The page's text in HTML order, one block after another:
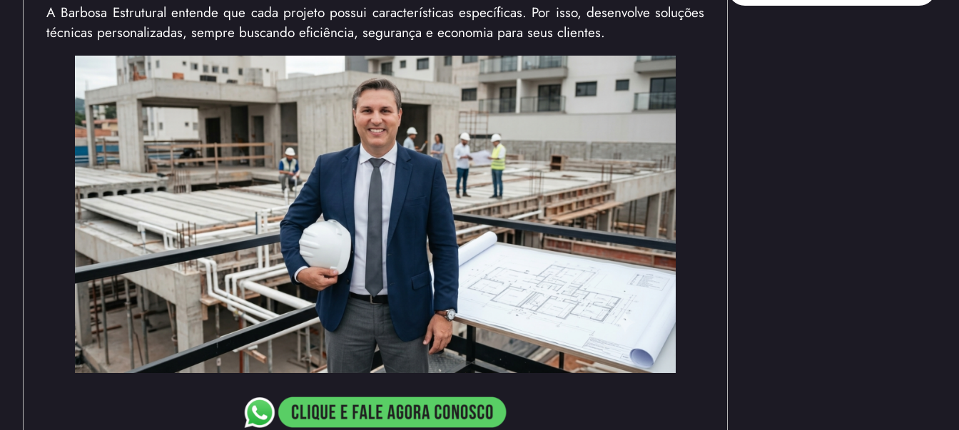
A Barbosa Estrutural entende que cada projeto possui características específicas. Por isso, desenvolve soluções
técnicas personalizadas, sempre buscando eficiência, segurança e economia para seus clientes.